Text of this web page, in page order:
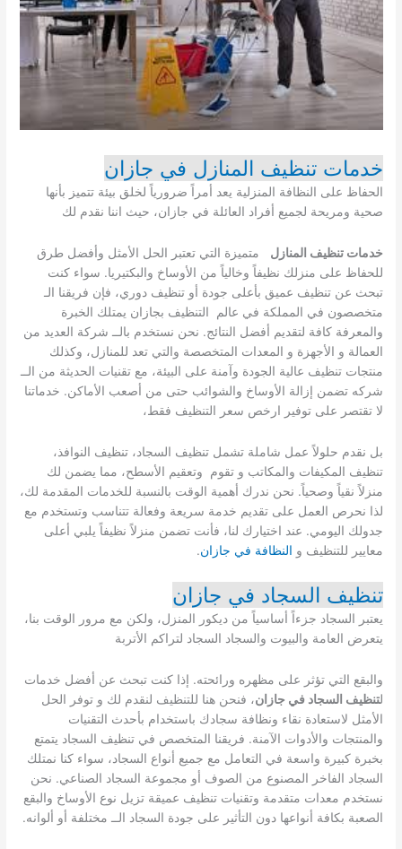
خدمات تنظيف المنازل في جازان
الحفاظ على النظافة المنزلية يعد أمراً ضرورياً لخلق بيئة تتميز بأنها
صحية ومريحة لجميع أفراد العائلة في جازان، حيث اننا نقدم لك
خدمات تنظيف المنازل متميزة التي تعتبر الحل الأمثل وأفضل طرق
للحفاظ على منزلك نظيفاً وخالياً من الأوساخ والبكتيريا. سواء كنت
تبحث عن تنظيف عميق بأعلى جودة أو تنظيف دوري، فإن فريقنا الـ
متخصصون في المملكة في عالم التنظيف بجازان يمتلك الخبرة
والمعرفة كافة لتقديم أفضل النتائج. نحن نستخدم بالــ شركة العديد من
العمالة و الأجهزة و المعدات المتخصصة والتي تعد للمنازل، وكذلك
منتجات تنظيف عالية الجودة وآمنة على البيئة، مع تقنيات الحديثة من الــ
شركه تضمن إزالة الأوساخ والشوائب حتى من أصعب الأماكن. خدماتنا
لا تقتصر على توفير ارخص سعر التنظيف فقط،
بل نقدم حلولاً عمل شاملة تشمل تنظيف السجاد، تنظيف النوافذ،
تنظيف المكيفات والمكاتب و تقوم وتعقيم الأسطح، مما يضمن لك
منزلاً نقياً وصحياً. نحن ندرك أهمية الوقت بالنسبة للخدمات المقدمة لك،
لذا نحرص العمل على تقديم خدمة سريعة وفعالة تتناسب وتستخدم مع
جدولك اليومي. عند اختيارك لنا، فأنت تضمن منزلاً نظيفاً يلبي أعلى
معايير للتنظيف و النظافة في جازان.
تنظيف السجاد في جازان
يعتبر السجاد جزءاً أساسياً من ديكور المنزل، ولكن مع مرور الوقت بنا،
يتعرض العامة والبيوت والسجاد السجاد لتراكم الأتربة
والبقع التي تؤثر على مظهره ورائحته. إذا كنت تبحث عن أفضل خدمات
لتنظيف السجاد في جازان، فنحن هنا للتنظيف لنقدم لك و توفر الحل
الأمثل لاستعادة نقاء ونظافة سجادك باستخدام بأحدث التقنيات
والمنتجات والأدوات الآمنة. فريقنا المتخصص في تنظيف السجاد يتمتع
بخبرة كبيرة واسعة في التعامل مع جميع أنواع السجاد، سواء كنا نمتلك
السجاد الفاخر المصنوع من الصوف أو مجموعة السجاد الصناعي. نحن
نستخدم معدات متقدمة وتقنيات تنظيف عميقة تزيل نوع الأوساخ والبقع
الصعبة بكافة أنواعها دون التأثير على جودة السجاد الــ مختلفة أو ألوانه.